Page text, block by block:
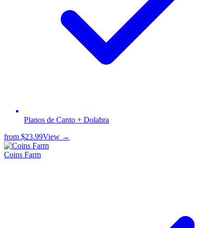
Planos de Canto + Dolabra
from $23.99View →
Coins Farm